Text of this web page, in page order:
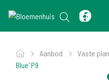
Aanbod Vaste
Blue' P9